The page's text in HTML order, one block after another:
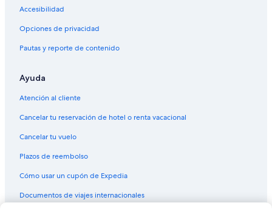
Casas de huéspedes en Bahía Puerto Marqués
Casas vacacionales en Bahía Puerto Marqués
Apartamentos en Bahía Puerto Marqués
Hoteles en Bahía Puerto Marqués
Villas en Bahía Puerto Marqués
Accesibilidad
Opciones de privacidad
Pautas y reporte de contenido
Ayuda
Atención al cliente
Cancelar tu reservación de hotel o renta vacacional
Cancelar tu vuelo
Plazos de reembolso
Cómo usar un cupón de Expedia
Documentos de viajes internacionales